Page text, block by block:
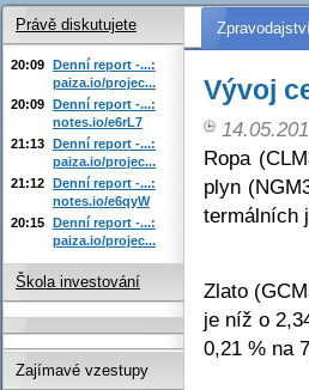
Vývoj
Ropa
plyn
termálních
Zlato
je níž o
0,21 % na
Právě diskutujete
20:09 Denní report -...:
paiza.io/projec...
20:09 Denní report -...:
notes.io/e6rL7
21:13 Denní report -...:
paiza.io/projec...
21:12 Denní report -...:
notes.io/e6qyW
20:15 Denní report -...:
paiza.io/projec...
Škola investování
Zajímavé vzestupy